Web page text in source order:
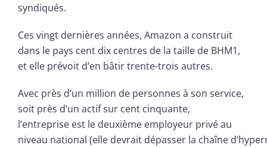
syndiqués.
Ces vingt dernières années, Amazon a construit
dans le pays cent dix centres de la taille de BHM1,
et elle prévoit d’en bâtir trente-trois autres.
Avec près d’un million de personnes à son service,
soit près d’un actif sur cent cinquante,
l’entreprise est le deuxième employeur privé au
niveau national (elle devrait dépasser la chaîne